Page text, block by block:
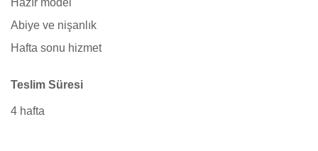
Hazır model
Abiye ve nişanlık
Hafta sonu hizmet
Teslim Süresi
4 hafta